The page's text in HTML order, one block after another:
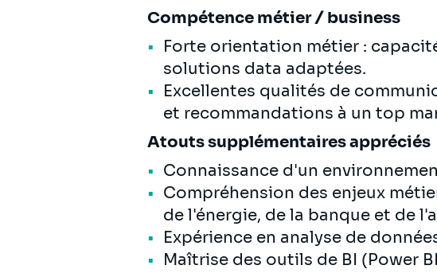
Compétence métier / business
Forte orientation métier :
solutions data adaptées.
Excellentes qualités de
et recommandations à un top
Atouts supplémentaires appréciés
Connaissance d'un
Compréhension des enjeux
de l'énergie, de la banque et de
Expérience en analyse de
Maîtrise des outils de BI (Power